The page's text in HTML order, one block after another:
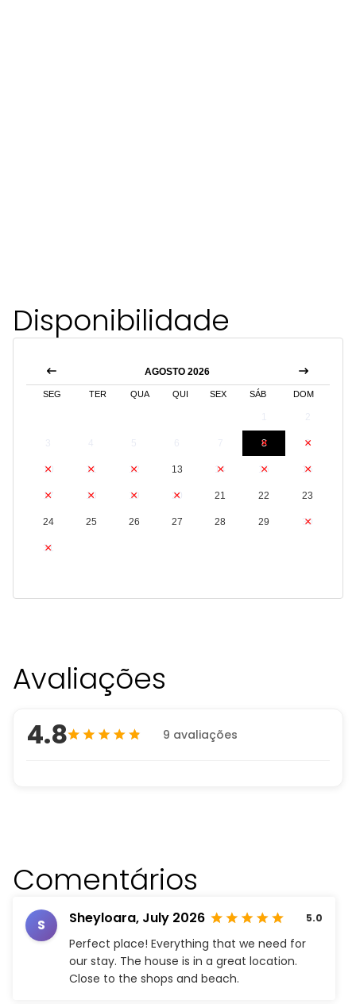
Disponibilidade
AGOSTO 2026
SEG TER QUA QUI SEX SÁB DOM
8 9
10 11 12 13 14 15 16
17 18 19 20 21 22 23
24 25 26 27 28 29 30
31
Avaliações
4.8 9 avaliações
Comentários
S Sheyloara, July 2026 5.0
Perfect place! Everything that we need for
our stay. The house is in a great location.
Close to the shops and beach.